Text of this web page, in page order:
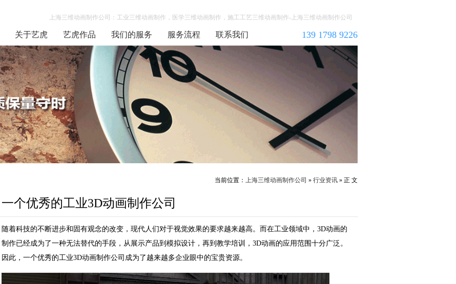
上海三维动画制作公司：工业三维动画制作，医学三维动画制作，施工工艺三维动画制作-上海三维动画制作公司
关于艺虎 艺虎作品 我们的服务 服务流程 联系我们 139 1798 9226
当前位置： 上海三维动画制作公司 » 行业资讯 » 正 文
一个优秀的工业3D动画制作公司
随着科技的不断进步和固有观念的改变，现代人们对于视觉效果的要求越来越高。而在工业领域中，3D动画的
制作已经成为了一种无法替代的手段，从展示产品到模拟设计，再到教学培训，3D动画的应用范围十分广泛。
因此，一个优秀的工业3D动画制作公司成为了越来越多企业眼中的宝贵资源。